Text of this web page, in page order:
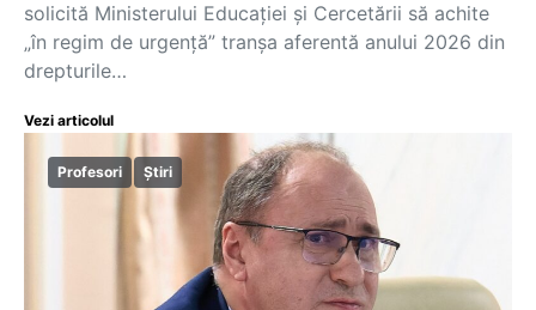
solicită Ministerului Educației și Cercetării să achite
„în regim de urgență” tranșa aferentă anului 2026 din
drepturile…
Vezi articolul
Profesori Știri